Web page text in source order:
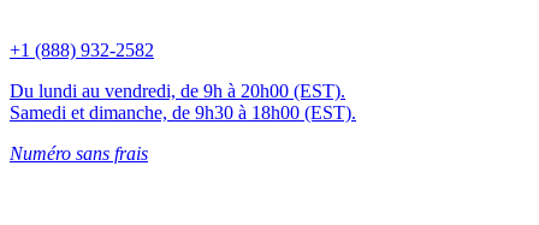
+1 (888) 932-2582
Du lundi au vendredi, de 9h à 20h00 (EST).
Samedi et dimanche, de 9h30 à 18h00 (EST).
Numéro sans frais